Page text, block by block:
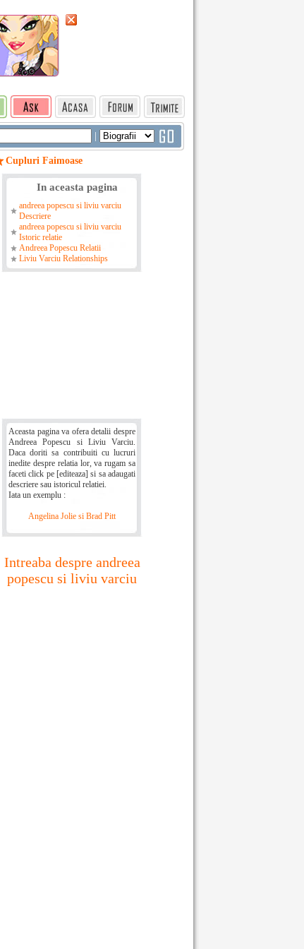
|
Cupluri Faimoase
In aceasta pagina
andreea popescu si liviu varciu
Descriere
andreea popescu si liviu varciu
Istoric relatie
Andreea Popescu Relatii
Liviu Varciu Relationships
Aceasta pagina va ofera detalii despre
Andreea Popescu si Liviu Varciu.
Daca doriti sa contribuiti cu lucruri
inedite despre relatia lor, va rugam sa
faceti click pe [editeaza] si sa adaugati
descriere sau istoricul relatiei.
Iata un exemplu :
Angelina Jolie si Brad Pitt
Intreaba despre andreea
popescu si liviu varciu